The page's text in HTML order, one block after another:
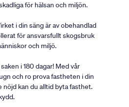
för hälsan och miljön.
i din säng är av obehandlad
för ansvarsfullt skogsbruk
och miljö.
i 180 dagar! Med vår
och ro prova fastheten i din
nöjd kan du alltid byta fasthet.